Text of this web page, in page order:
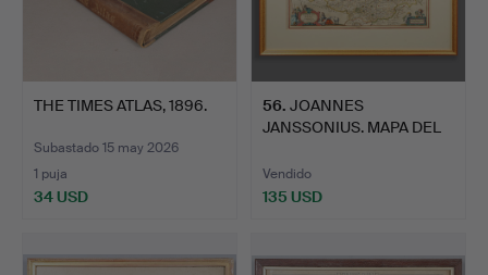
THE TIMES ATLAS, 1896.
Subastado 15 may 2026
1 puja
34 USD
56. JOANNES
JANSSONIUS. MAPA DEL
Vendido
135 USD